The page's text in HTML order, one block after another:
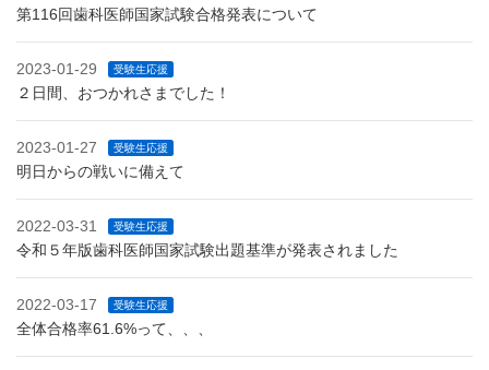
第116回歯科医師国家試験合格発表について
2023-01-29 受験生応援
２日間、おつかれさまでした！
2023-01-27 受験生応援
明日からの戦いに備えて
2022-03-31 受験生応援
令和５年版歯科医師国家試験出題基準が発表されました
2022-03-17 受験生応援
全体合格率61.6%って、、、